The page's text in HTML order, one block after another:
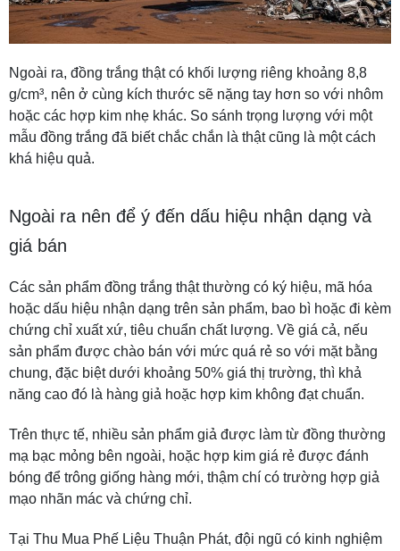
Ngoài ra, đồng trắng thật có khối lượng riêng khoảng 8,8
g/cm³, nên ở cùng kích thước sẽ nặng tay hơn so với nhôm
hoặc các hợp kim nhẹ khác. So sánh trọng lượng với một
mẫu đồng trắng đã biết chắc chắn là thật cũng là một cách
khá hiệu quả.
Ngoài ra nên để ý đến dấu hiệu nhận dạng và
giá bán
Các sản phẩm đồng trắng thật thường có ký hiệu, mã hóa
hoặc dấu hiệu nhận dạng trên sản phẩm, bao bì hoặc đi kèm
chứng chỉ xuất xứ, tiêu chuẩn chất lượng. Về giá cả, nếu
sản phẩm được chào bán với mức quá rẻ so với mặt bằng
chung, đặc biệt dưới khoảng 50% giá thị trường, thì khả
năng cao đó là hàng giả hoặc hợp kim không đạt chuẩn.
Trên thực tế, nhiều sản phẩm giả được làm từ đồng thường
mạ bạc mỏng bên ngoài, hoặc hợp kim giá rẻ được đánh
bóng để trông giống hàng mới, thậm chí có trường hợp giả
mạo nhãn mác và chứng chỉ.
Tại Thu Mua Phế Liệu Thuận Phát, đội ngũ có kinh nghiệm